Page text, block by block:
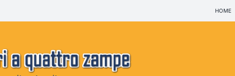
HOME